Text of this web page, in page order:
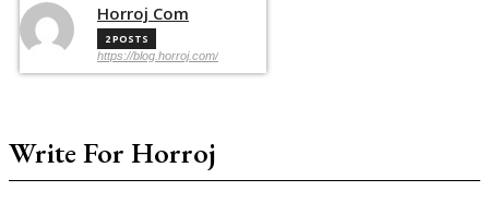
Horroj Com
2 POSTS
https://blog.horroj.com/
Write For Horroj